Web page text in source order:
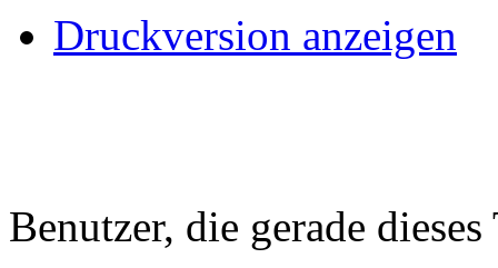
Druckversion anzeigen
Benutzer, die gerade